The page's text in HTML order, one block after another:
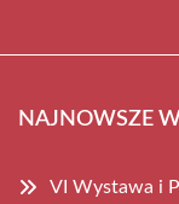
NAJNOWSZE
VI Wystawa i